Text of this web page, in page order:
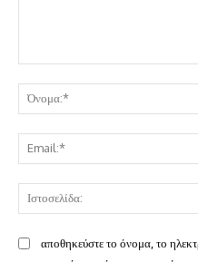
αποθηκεύστε το όνομα, το